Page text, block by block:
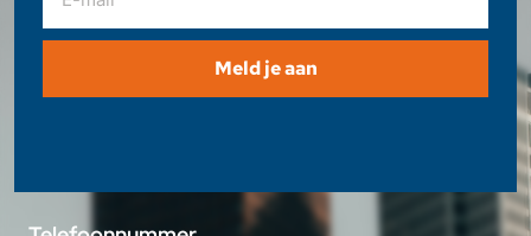
Meld je aan